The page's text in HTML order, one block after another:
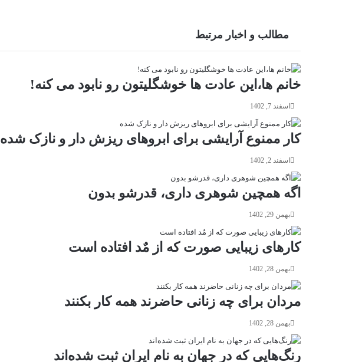
مطالب و اخبار مرتبط
خانم ها،این عادت ها خوشگلیتون رو نابود می کنه!
اسفند 7, 1402
کار ممنوع آرایشی برای ابروهای ریزش دار و نازک شده
اسفند 2, 1402
اگه همچین شوهری داری، قدرشو بدون
بهمن 29, 1402
کارهای زیبایی صورت که از مٌد افتاده است
بهمن 28, 1402
مردان برای چه زنانی حاضرند همه کار بکنند
بهمن 28, 1402
رنگ‌هایی که در جهان به نام ایران ثبت شده‌اند